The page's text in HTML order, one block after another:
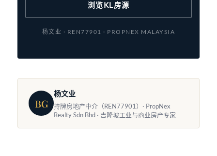
浏览KL房源
杨文业 · REN77901 · PROPNEX MALAYSIA
BG
杨文业
持牌房地产中介（REN77901）· PropNex
Realty Sdn Bhd · 吉隆坡工业与商业房产专家